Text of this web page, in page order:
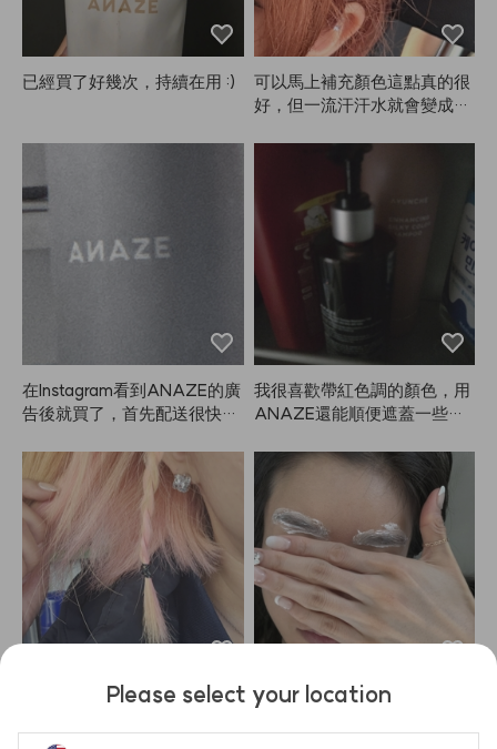
品。這是我第一次用ANAZ
E，用完就來寫心得。如果效
果一直不錯，我會繼續用！
（照片是早上噴完4小時後，
有點亂了）
已經買了好幾次，持續在用 :)
可以馬上補充顏色這點真的很
好，但一流汗汗水就會變成粉
在Instagram看到ANAZE的廣
告後就買了，首先配送很快！
型效果也不錯，非常滿意，打
算之後就用這款了～
我很喜歡帶紅色調的顏色，用
ANAZE還能順便遮蓋一些白
我大概已經用了八瓶左右。雖
的比較不傷髮質。褪色時會變
太美了~~太美了~~我的眉毛
Please select your location